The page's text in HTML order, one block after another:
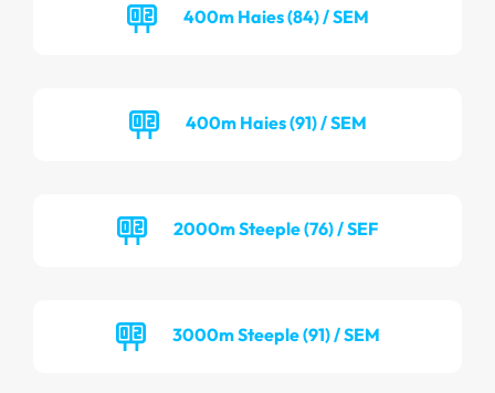
400m Haies (84) / SEM
400m Haies (91) / SEM
2000m Steeple (76) / SEF
3000m Steeple (91) / SEM